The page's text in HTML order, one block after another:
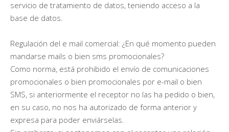
servicio de tratamiento de datos, teniendo acceso a la
base de datos.
Regulación del e mail comercial: ¿En qué momento pueden
mandarse mails o bien sms promocionales?
Como norma, está prohibido el envío de comunicaciones
promocionales o bien promocionales por e-mail o bien
SMS, si anteriormente el receptor no las ha pedido o bien,
en su caso, no nos ha autorizado de forma anterior y
expresa para poder enviárselas.